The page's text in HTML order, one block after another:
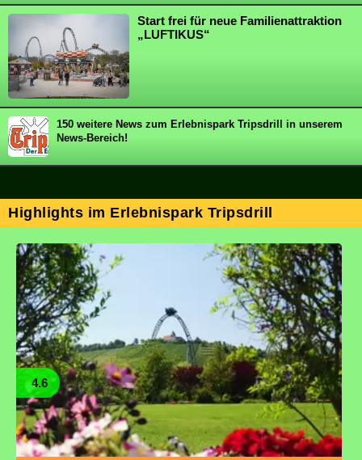
Start frei für neue Familienattraktion
„LUFTIKUS“
150 weitere News zum Erlebnispark Tripsdrill in unserem
News-Bereich!
Highlights im Erlebnispark Tripsdrill
4.6